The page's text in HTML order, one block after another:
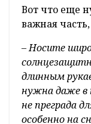
Вот что еще
важная
– Носите
длинным
нужна даже в
не преграда
особенно на